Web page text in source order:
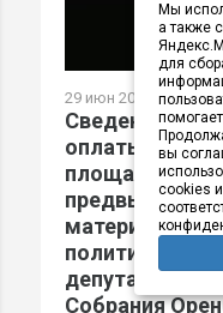
29 июн 2026 в 16:53
Сведения о
оплаты
площади,
материалов
политических
депутатов
Собрания
Мы
а также
для
вы
cookies